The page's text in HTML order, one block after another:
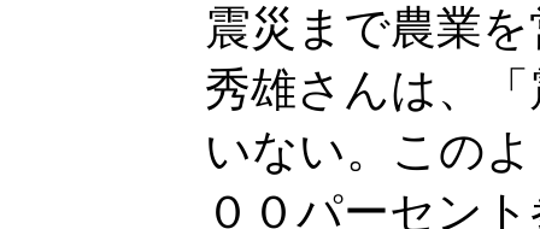
震災まで農業
秀雄さんは、
いない。この
００パーセン